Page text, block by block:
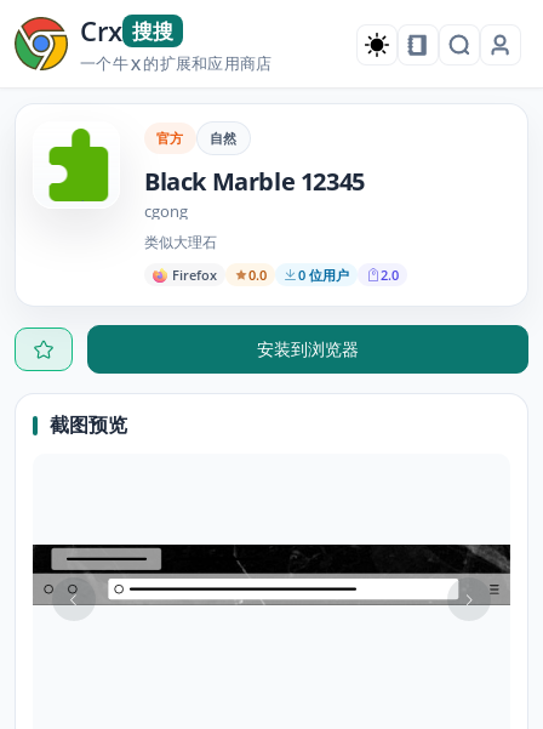
Crx 搜搜
一个牛X的扩展和应用商店
官方 自然
Black Marble 12345
cgong
类似大理石
Firefox 0.0 0 位用户 2.0
安装到浏览器
截图预览